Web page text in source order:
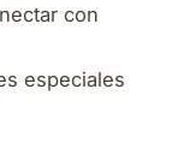
con
especiales